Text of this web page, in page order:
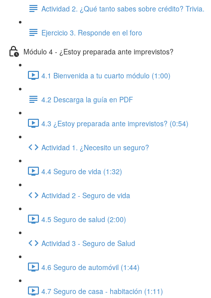
Actividad 2. ¿Qué tanto sabes sobre crédito? Trivia.
Ejercicio 3. Responde en el foro
Módulo 4 - ¿Estoy preparada ante imprevistos?
4.1 Bienvenida a tu cuarto módulo (1:00)
4.2 Descarga la guía en PDF
4.3 ¿Estoy preparada ante imprevistos? (0:54)
Actividad 1. ¿Necesito un seguro?
4.4 Seguro de vida (1:32)
Actividad 2 - Seguro de vida
4.5 Seguro de salud (2:00)
Actividad 3 - Seguro de Salud
4.6 Seguro de automóvil (1:44)
4.7 Seguro de casa - habitación (1:11)